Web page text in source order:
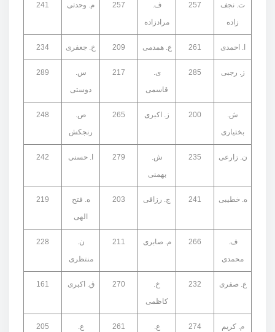
ت. نجف
زاده
257
ف.
مرادزاده
257 م. وحدتی 241
ا. احمدی 261 ع. همدمی 209 خ. جعفری 234
ز. رجبی 285
ی.
قاسمی
217
س.
دوستی
289
ش.
بختیاری
200 ز. اکبری 265
ص.
رنجکش
248
ن. زارعی 235
ش.
بهمنی
279 ا. حسنی 242
ه. خطیبی 241 ج. رزاقی 203
ه. فتح
الهی
219
ف.
محمدی
266 م. صابری 211
ن.
منتظری
228
ع. صفری 232
خ.
کاظمی
270 ق. اکبری 161
م. کریم 274 ع. 261 ع. 205